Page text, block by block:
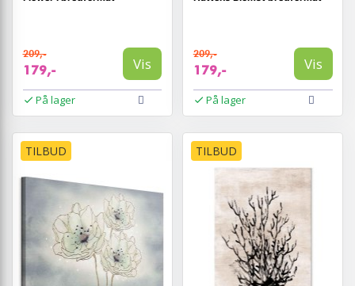
209,-
179,- Vis
På lager
209,-
179,- Vis
På lager
TILBUD TILBUD